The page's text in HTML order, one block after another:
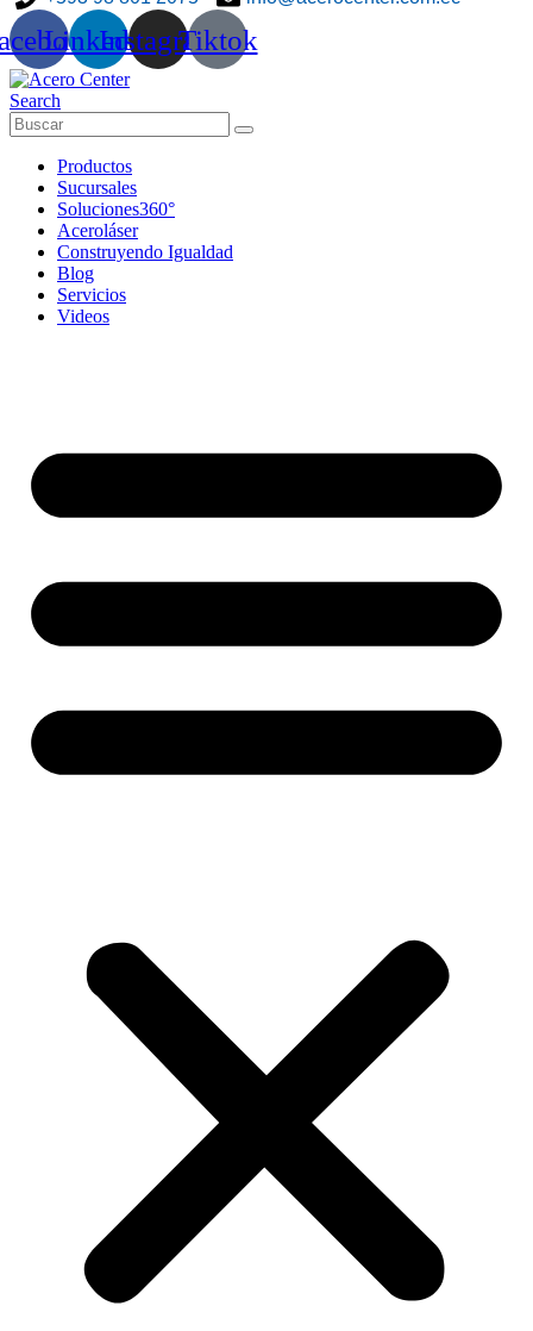
LinkedinInstagramTiktok
Search
Productos
Sucursales
Soluciones360°
Aceroláser
Construyendo Igualdad
Blog
Servicios
Videos